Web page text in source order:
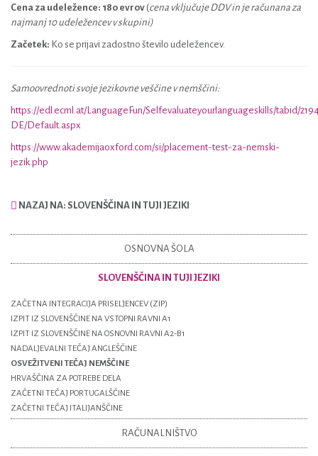
Cena za udeležence: 180 evrov (cena vključuje DDV in je računana za
najmanj 10 udeležencev v skupini)
Začetek: Ko se prijavi zadostno število udeležencev.
Samoovrednoti svoje jezikovne veščine v nemščini:
https://edl.ecml.at/LanguageFun/Selfevaluateyourlanguageskills/tabid/
DE/Default.aspx
https://www.akademijaoxford.com/si/placement-test-za-nemski-
jezik.php
NAZAJ NA: SLOVENŠČINA IN TUJI JEZIKI
OSNOVNA ŠOLA
SLOVENŠČINA IN TUJI JEZIKI
ZAČETNA INTEGRACIJA PRISELJENCEV (ZIP)
IZPIT IZ SLOVENŠČINE NA VSTOPNI RAVNI A1
IZPIT IZ SLOVENŠČINE NA OSNOVNI RAVNI A2-B1
NADALJEVALNI TEČAJ ANGLEŠČINE
OSVEŽITVENI TEČAJ NEMŠČINE
HRVAŠČINA ZA POTREBE DELA
ZAČETNI TEČAJ PORTUGALŠČINE
ZAČETNI TEČAJ ITALIJANŠČINE
RAČUNALNIŠTVO